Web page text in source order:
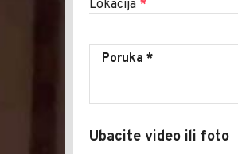
Lokacija *
Ubacite video ili foto